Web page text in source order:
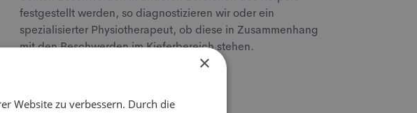
festgestellt werden, so diagnostizieren wir oder ein
spezialisierter Physiotherapeut, ob diese in Zusammenhang
mit den Beschwerden im Kieferbereich stehen.
×
Website zu verbessern. Durch die